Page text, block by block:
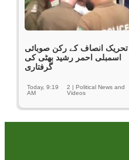
تحریک انصاف کے رکن صوبائی
اسمبلی احمر رشید بھٹی کی
گرفتاری
2 |Political News and
Videos
Today, 9:19
AM